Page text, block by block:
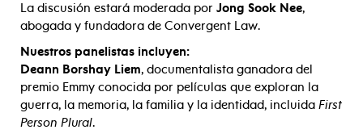
La discusión estará moderada por Jong Sook Nee,
abogada y fundadora de Convergent Law.
Nuestros panelistas incluyen:
Deann Borshay Liem, documentalista ganadora del
premio Emmy conocida por películas que exploran la
guerra, la memoria, la familia y la identidad, incluida First
Person Plural.